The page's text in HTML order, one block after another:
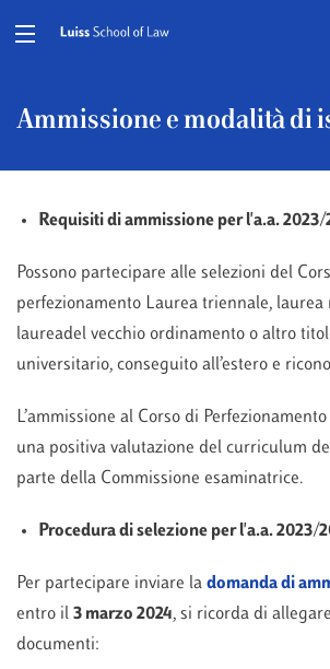
Ammissione e modalità di
Requisiti di ammissione per l'a.a. 2023/
Possono partecipare alle selezioni del
perfezionamento Laurea triennale, laurea
laureadel vecchio ordinamento o altro
universitario, conseguito all’estero e
L’ammissione al Corso di
una positiva valutazione del curriculum
parte della Commissione esaminatrice.
Procedura di selezione per l'a.a. 2023/
Per partecipare inviare la domanda di
entro il 3 marzo 2024, si ricorda di
documenti: